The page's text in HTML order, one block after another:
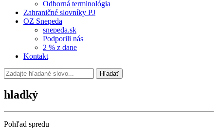
Odborná terminológia
Zahraničné slovníky PJ
OZ Snepeda
snepeda.sk
Podporili nás
2 % z dane
Kontakt
Hľadať
hladký
Pohľad spredu